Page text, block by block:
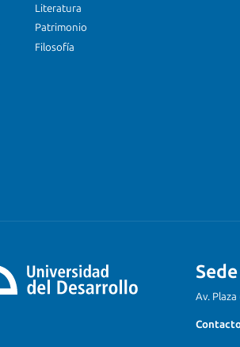
Literatura
Patrimonio
Filosofía
Av. Plaza